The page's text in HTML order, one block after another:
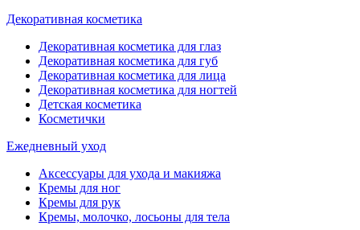
Декоративная косметика
Декоративная косметика для глаз
Декоративная косметика для губ
Декоративная косметика для лица
Декоративная косметика для ногтей
Детская косметика
Косметички
Ежедневный уход
Аксессуары для ухода и макияжа
Кремы для ног
Кремы для рук
Кремы, молочко, лосьоны для тела